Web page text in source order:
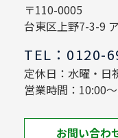
〒110-0005
台東区上野7-3-9
TEL：0120-
定休日：水曜・日
営業時間：10:00
お問い合わ